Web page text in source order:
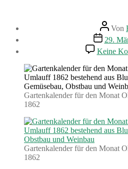
Von
29.
Keine
Gartenkalender für den Monat
1862
Gartenkalender für den Monat
1862